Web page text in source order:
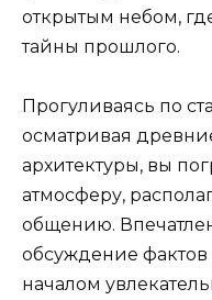
открытым небом,
тайны прошлого.
Прогуливаясь по
осматривая
архитектуры, вы
атмосферу,
общению.
обсуждение фактов
началом